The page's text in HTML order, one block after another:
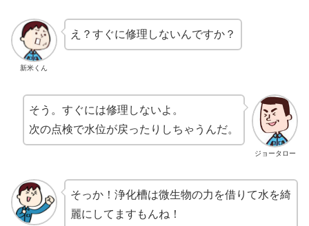
新米くん
え？すぐに修理しないんですか？
ジョータロー
そう。すぐには修理しないよ。
次の点検で水位が戻ったりしちゃうんだ。
そっか！浄化槽は微生物の力を借りて水を綺
麗にしてますもんね！